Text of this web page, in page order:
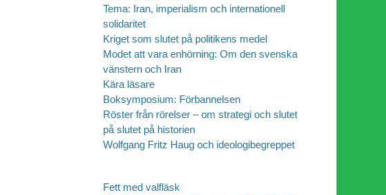
Tema: Iran, imperialism och internationell
solidaritet
Kriget som slutet på politikens medel
Modet att vara enhörning: Om den svenska
vänstern och Iran
Kära läsare
Boksymposium: Förbannelsen
Röster från rörelser – om strategi och slutet
på slutet på historien
Wolfgang Fritz Haug och ideologibegreppet
Fett med valfläsk